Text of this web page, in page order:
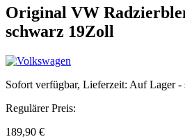
Original VW
schwarz 19Zoll
Sofort verfügbar, Lieferzeit: Auf Lager -
Regulärer Preis:
189,90 €